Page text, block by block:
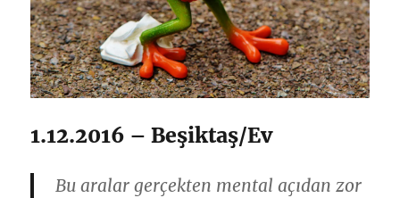
1.12.2016 – Beşiktaş/Ev
Bu aralar gerçekten mental açıdan zor